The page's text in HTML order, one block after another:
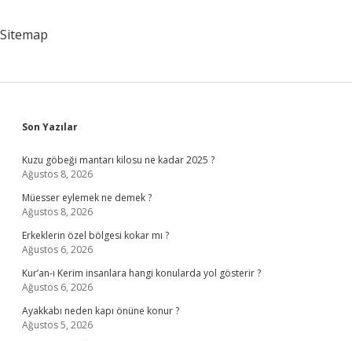
Sitemap
Sidebar
Son Yazılar
Kuzu göbeği mantarı kilosu ne kadar 2025 ?
Ağustos 8, 2026
Müesser eylemek ne demek ?
Ağustos 8, 2026
Erkeklerin özel bölgesi kokar mı ?
Ağustos 6, 2026
Kur’an-ı Kerim insanlara hangi konularda yol gösterir ?
Ağustos 6, 2026
Ayakkabı neden kapı önüne konur ?
Ağustos 5, 2026